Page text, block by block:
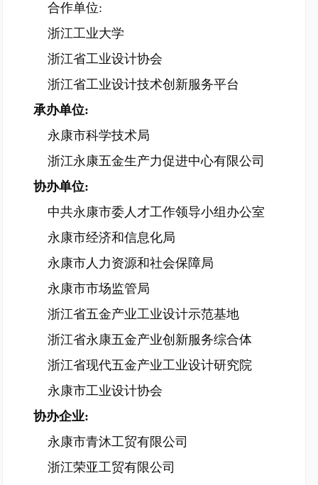
合作单位:
浙江工业大学
浙江省工业设计协会
浙江省工业设计技术创新服务平台
承办单位:
永康市科学技术局
浙江永康五金生产力促进中心有限公司
协办单位:
中共永康市委人才工作领导小组办公室
永康市经济和信息化局
永康市人力资源和社会保障局
永康市市场监管局
浙江省五金产业工业设计示范基地
浙江省永康五金产业创新服务综合体
浙江省现代五金产业工业设计研究院
永康市工业设计协会
协办企业:
永康市青沐工贸有限公司
浙江荣亚工贸有限公司